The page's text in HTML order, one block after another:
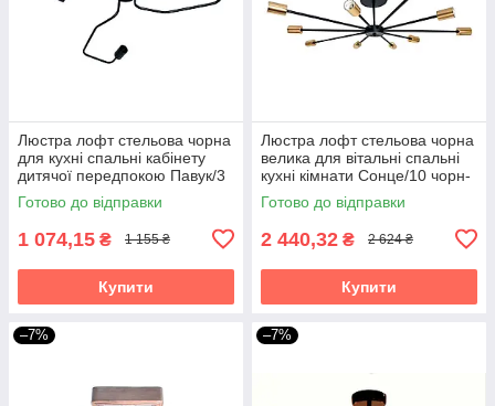
Люстра лофт стельова чорна
для кухні спальні кабінету
дитячої передпокою Павук/3
Готово до відправки
1 074,15 ₴ 1 155 ₴
Купити
Люстра лофт стельова чорна
велика для вітальні спальні
кухні кімнати Сонце/10 чорн-
золото
Готово до відправки
2 440,32 ₴ 2 624 ₴
Купити
–7% –7%